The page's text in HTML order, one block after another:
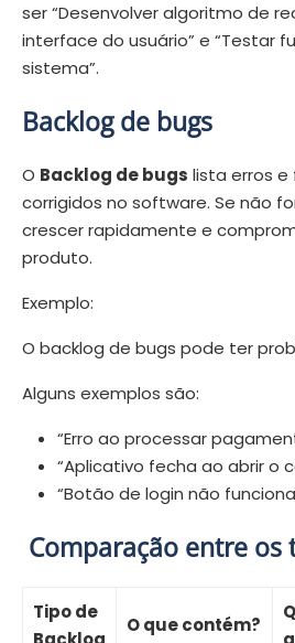
ser “Desenvolver algoritmo de
interface do usuário” e “Testar
sistema”.
Backlog de bugs
O Backlog de bugs lista erros e
corrigidos no software. Se não
crescer rapidamente e
produto.
Exemplo:
O backlog de bugs pode ter
Alguns exemplos são:
“Erro ao processar
“Aplicativo fecha ao abrir o
“Botão de login não funciona
Comparação entre os
Tipo de
O que contém?